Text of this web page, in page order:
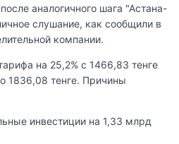
аналогичного шага "Астана-
слушание, как сообщили в
компании.
на 25,2% с 1466,83 тенге
1836,08 тенге. Причины
инвестиции на 1,33 млрд